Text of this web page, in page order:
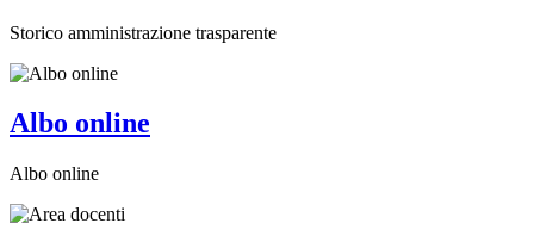
Storico amministrazione trasparente
Albo online
Albo online